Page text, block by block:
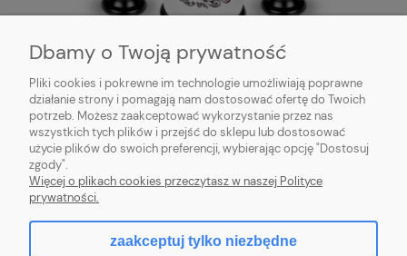
Gałka meblowa TITO.4 znal/ porcelana czarny
6szt.
29,00 zł
Dbamy o Twoją prywatność
Pliki cookies i pokrewne im technologie umożliwiają poprawne
działanie strony i pomagają nam dostosować ofertę do Twoich
potrzeb. Możesz zaakceptować wykorzystanie przez nas
wszystkich tych plików i przejść do sklepu lub dostosować
użycie plików do swoich preferencji, wybierając opcję "Dostosuj
zgody".
Więcej o plikach cookies przeczytasz w naszej Polityce
prywatności.
zaakceptuj tylko niezbędne